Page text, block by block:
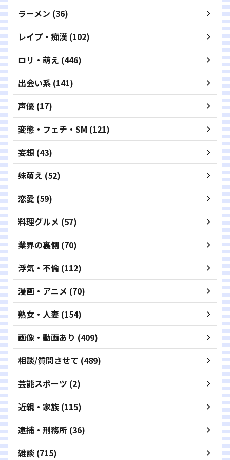
ラーメン (36)
レイプ・痴漢 (102)
ロリ・萌え (446)
出会い系 (141)
声優 (17)
変態・フェチ・SM (121)
妄想 (43)
妹萌え (52)
恋愛 (59)
料理グルメ (57)
業界の裏側 (70)
浮気・不倫 (112)
漫画・アニメ (70)
熟女・人妻 (154)
画像・動画あり (409)
相談/質問させて (489)
芸能スポーツ (2)
近親・家族 (115)
逮捕・刑務所 (36)
雑談 (715)